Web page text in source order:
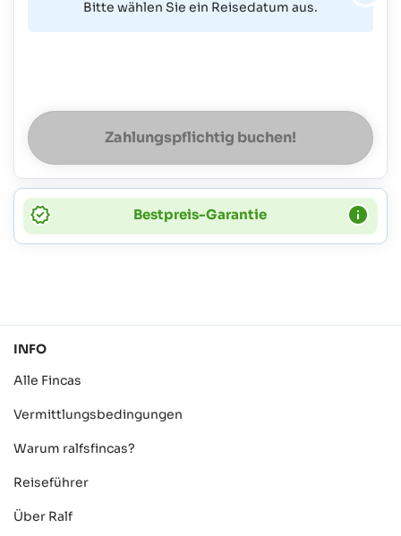
Bitte wählen Sie ein Reisedatum aus.
Zahlungspflichtig buchen!
Bestpreis-Garantie
INFO
Alle Fincas
Vermittlungsbedingungen
Warum ralfsfincas?
Reiseführer
Über Ralf